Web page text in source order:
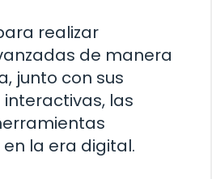
realizar
de manera
junto con sus
las
la era digital.